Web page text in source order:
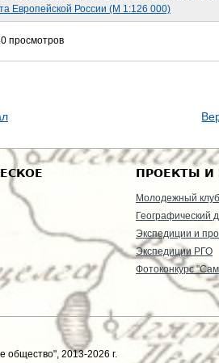
Европейской России (М 1:126 000)
просмотров
ПРОЕКТЫ И
Молодежный клуб
Географический
Экспедиции и
Экспедиции РГО
Фотоконкурс
общество", 2013-2026 г.